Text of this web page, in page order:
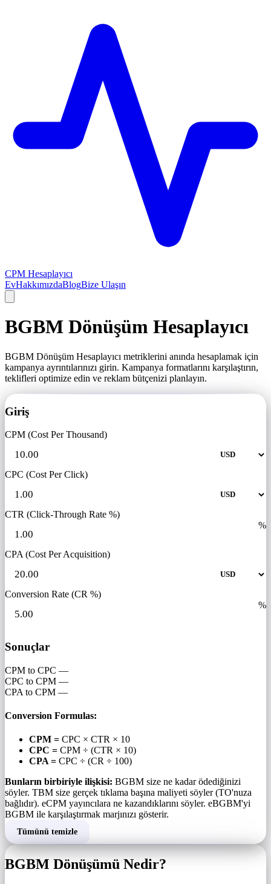
CPM Hesaplayıcı
EvHakkımızdaBlogBize Ulaşın
BGBM Dönüşüm Hesaplayıcı
BGBM Dönüşüm Hesaplayıcı metriklerini anında hesaplamak için
kampanya ayrıntılarınızı girin. Kampanya formatlarını karşılaştırın,
teklifleri optimize edin ve reklam bütçenizi planlayın.
Giriş
CPM (Cost Per Thousand)
CPC (Cost Per Click)
CTR (Click-Through Rate %)
%
CPA (Cost Per Acquisition)
Conversion Rate (CR %)
%
Sonuçlar
CPM to CPC —
CPC to CPM —
CPA to CPM —
Conversion Formulas:
CPM = CPC × CTR × 10
CPC = CPM ÷ (CTR × 10)
CPA = CPC ÷ (CR ÷ 100)
Bunların birbiriyle ilişkisi: BGBM size ne kadar ödediğinizi
söyler. TBM size gerçek tıklama başına maliyeti söyler (TO'nuza
bağlıdır). eCPM yayıncılara ne kazandıklarını söyler. eBGBM'yi
BGBM ile karşılaştırmak marjınızı gösterir.
Tümünü temizle
BGBM Dönüşümü Nedir?